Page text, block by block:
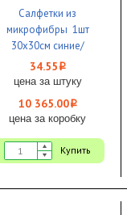
Салфетки из
микрофибры 1шт
30х30см синие/
голубые для стекол и
зеркал 1/200
34.55 i
цена за штуку
10 365.00i
цена за коробку
Купить